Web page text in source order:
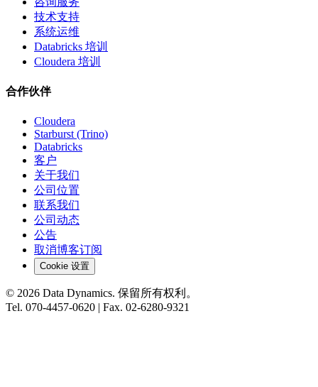
技术支持
系统运维
Databricks 培训
Cloudera 培训
合作伙伴
Cloudera
Starburst (Trino)
Databricks
客户
关于我们
公司位置
联系我们
公司动态
公告
取消博客订阅
Cookie 设置
© 2026 Data Dynamics. 保留所有权利。
Tel. 070-4457-0620 | Fax. 02-6280-9321